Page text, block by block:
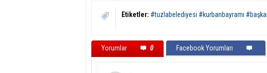
Etiketler: #tuzlabelediyesi #kurbanbayramı
Yorumlar 0 Facebook Yorumları